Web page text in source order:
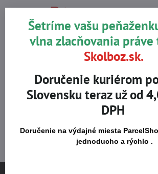
Skladom viac ako 36 tisíc
produktov
Šetríme vašu
vlna zlacňovania práve
Skolboz.sk.
Doručenie kuriérom
Slovensku teraz už od
DPH
Doručenie na výdajné miesta
jednoducho a rýchlo .